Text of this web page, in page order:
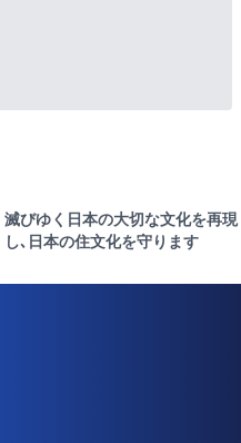
滅びゆく日本の大切な文化を再現
し､日本の住文化を守ります